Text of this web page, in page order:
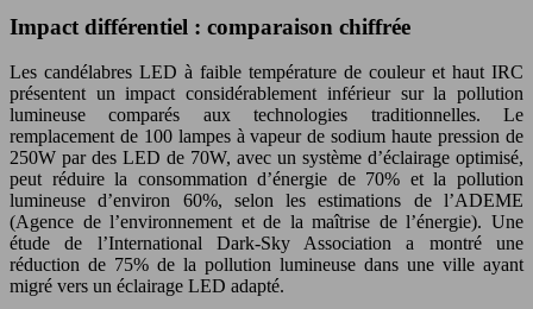
Impact différentiel : comparaison chiffrée
Les candélabres LED à faible température de couleur et haut IRC
présentent un impact considérablement inférieur sur la pollution
lumineuse comparés aux technologies traditionnelles. Le
remplacement de 100 lampes à vapeur de sodium haute pression de
250W par des LED de 70W, avec un système d’éclairage optimisé,
peut réduire la consommation d’énergie de 70% et la pollution
lumineuse d’environ 60%, selon les estimations de l’ADEME
(Agence de l’environnement et de la maîtrise de l’énergie). Une
étude de l’International Dark-Sky Association a montré une
réduction de 75% de la pollution lumineuse dans une ville ayant
migré vers un éclairage LED adapté.